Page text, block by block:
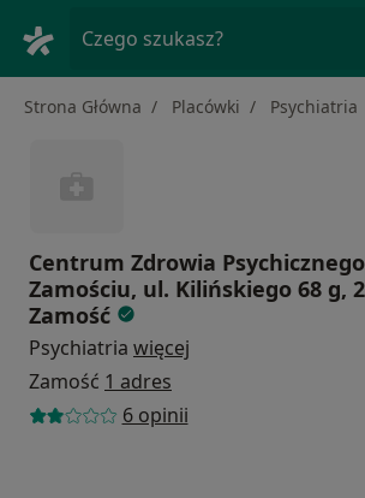
Czego szukasz?
Strona Główna Placówki Psychiatria
Centrum Zdrowia
Zamościu, ul. Kilińskiego 68 g,
Zamość
Psychiatria więcej
Zamość 1 adres
6 opinii